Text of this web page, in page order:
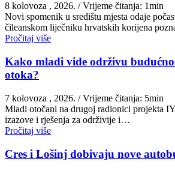
8 kolovoza , 2026. / Vrijeme čitanja: 1min
Novi spomenik u središtu mjesta odaje
čileanskom liječniku hrvatskih korijena
Pročitaj više
Kako mladi vide održivu
otoka?
7 kolovoza , 2026. / Vrijeme čitanja: 5min
Mladi otočani na drugoj radionici projekta
izazove i rješenja za održivije i…
Pročitaj više
Cres i Lošinj dobivaju nove